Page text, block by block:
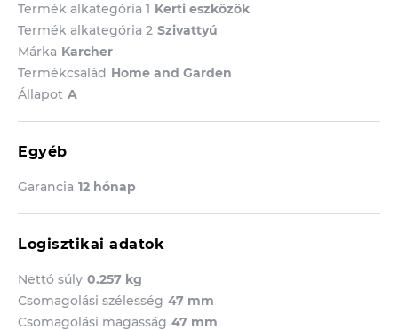
Termék alkategória 1 Kerti eszközök
Termék alkategória 2 Szivattyú
Márka Karcher
Termékcsalád Home and Garden
Állapot A
Egyéb
Garancia 12 hónap
Logisztikai adatok
Nettó súly 0.257 kg
Csomagolási szélesség 47 mm
Csomagolási magasság 47 mm